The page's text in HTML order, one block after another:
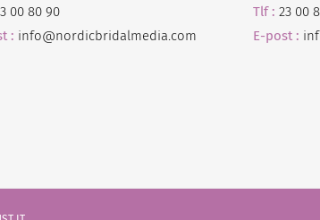
00 80 90
: info@nordicbridalmedia.com
Tlf : 23 00
E-post :